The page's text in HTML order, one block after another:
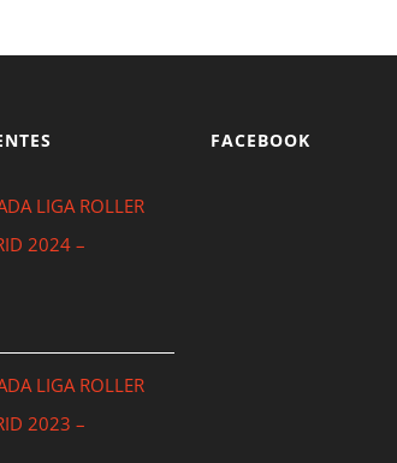
LIGA ROLLER
2024 –
LIGA ROLLER
2023 –
FACEBOOK